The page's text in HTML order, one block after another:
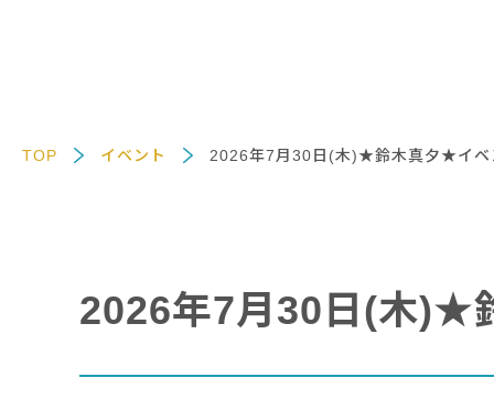
TOP イベント 2026年7月30日(木)★鈴木真夕★イベ
2026年7月30日(木)★